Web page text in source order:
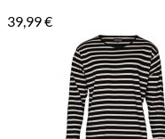
39,99€